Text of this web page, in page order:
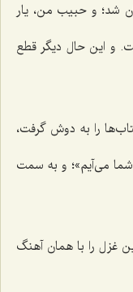
شد؛ و حبيب من، يار
و اين حال ديگر قطع
را به دوش گرفت،
مى‌آيم»؛ و به سمت
غزل را با همان آهنگ